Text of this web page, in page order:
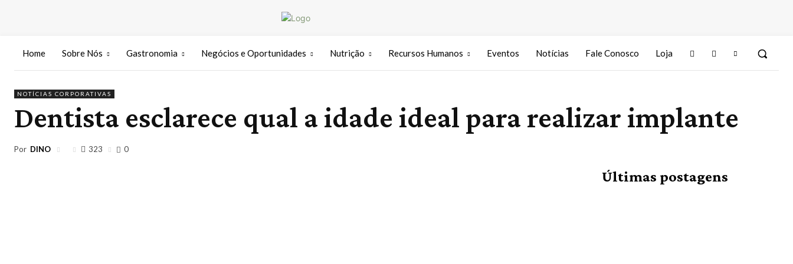
Home Sobre Nós Gastronomia Negócios e Oportunidades Nutrição Recursos Humanos Eventos Notícias Fale Conosco Loja
NOTÍCIAS CORPORATIVAS
Dentista esclarece qual a idade ideal para realizar implante
Por DINO 323 0
Últimas postagens